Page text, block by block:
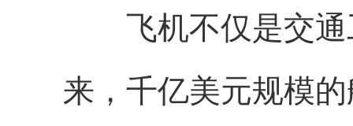
飞机不仅是交通
来，千亿美元规模